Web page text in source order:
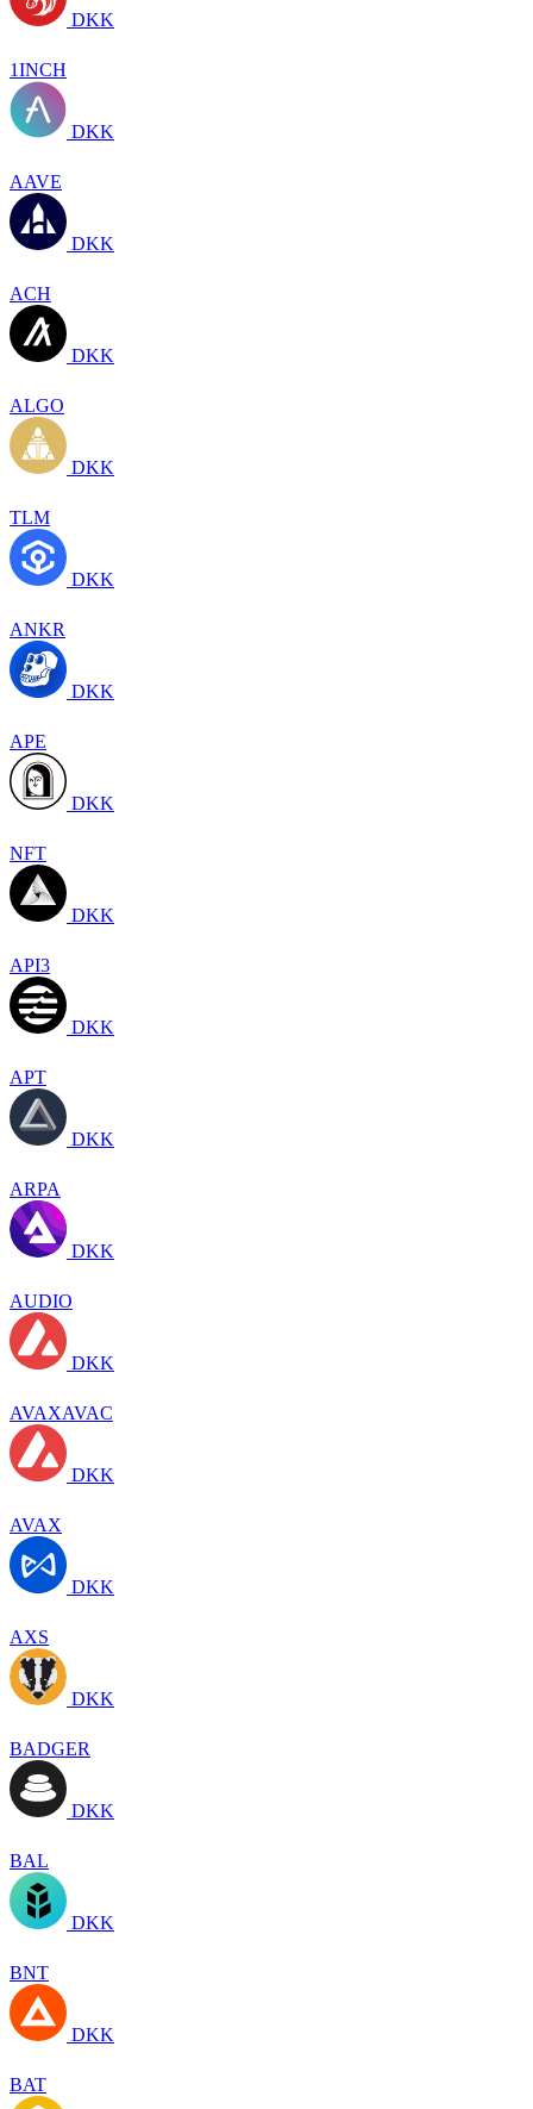
DKK
1INCH
DKK
AAVE
DKK
ACH
DKK
ALGO
DKK
TLM
DKK
ANKR
DKK
APE
DKK
NFT
DKK
API3
DKK
APT
DKK
ARPA
DKK
AUDIO
DKK
AVAXAVAC
DKK
AVAX
DKK
AXS
DKK
BADGER
DKK
BAL
DKK
BNT
DKK
BAT